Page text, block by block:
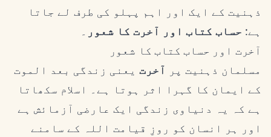
ذہنیت کے ایک اور اہم پہلو کی طرف لے جاتا
ہے: حساب کتاب اور آخرت کا شعور ۔
آخرت اور حساب کتاب کا شعور
مسلمان ذہنیت پر آخرت یعنی زندگی بعد الموت
کے ایمان کا گہرا اثر ہوتا ہے۔ اسلام سکھاتا
ہے کہ یہ دنیاوی زندگی ایک عارضی آزمائش ہے
اور ہر انسان کو روزِ قیامت اللہ کے سامنے